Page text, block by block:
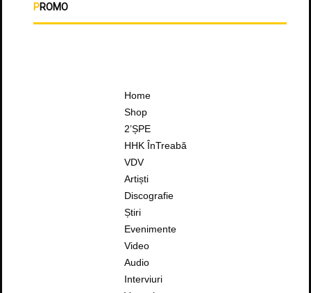
PROMO
Home
Shop
2’ȘPE
HHK ÎnTreabă
VDV
Artiști
Discografie
Știri
Evenimente
Video
Audio
Interviuri